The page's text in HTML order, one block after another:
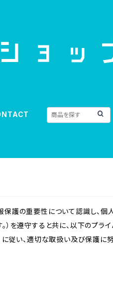
保護の重要性について認識し、個
）を遵守すると共に、以下のプラ
に従い、適切な取扱い及び保護に努